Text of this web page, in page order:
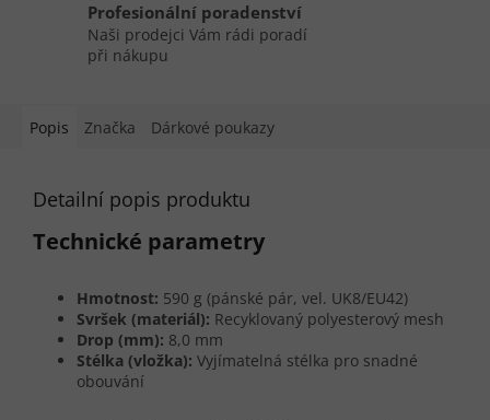
Profesionální poradenství
Naši prodejci Vám rádi poradí
při nákupu
Popis Značka Dárkové poukazy
Detailní popis produktu
Technické parametry
Hmotnost: 590 g (pánské pár, vel. UK8/EU42)
Svršek (materiál): Recyklovaný polyesterový mesh
Drop (mm): 8,0 mm
Stélka (vložka): Vyjímatelná stélka pro snadné
obouvání